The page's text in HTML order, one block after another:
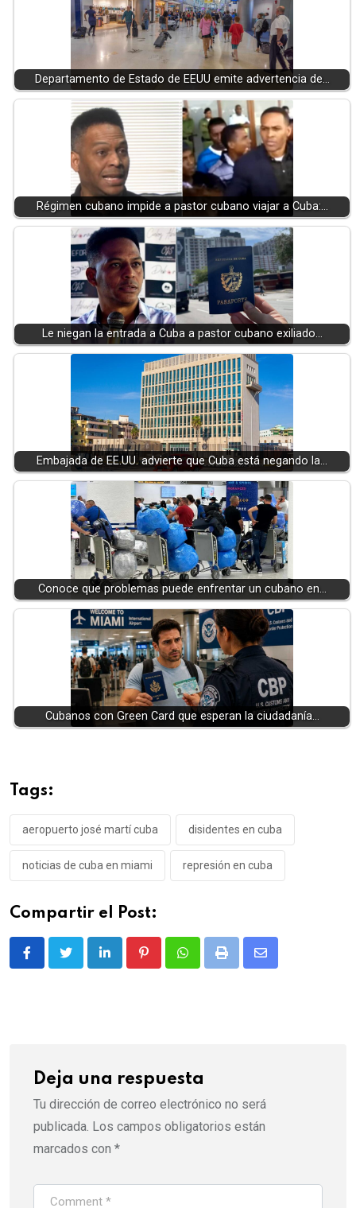
Departamento de Estado de EEUU emite advertencia de…
Régimen cubano impide a pastor cubano viajar a Cuba:…
Le niegan la entrada a Cuba a pastor cubano exiliado…
Embajada de EE.UU. advierte que Cuba está negando la…
Conoce que problemas puede enfrentar un cubano en…
Cubanos con Green Card que esperan la ciudadanía…
Tags:
aeropuerto josé martí cuba disidentes en cuba
noticias de cuba en miami represión en cuba
Compartir el Post:
LinkedIn PinterestWhatsappPrint
Share
Deja una respuesta
Tu dirección de correo electrónico no será
publicada. Los campos obligatorios están
marcados con *